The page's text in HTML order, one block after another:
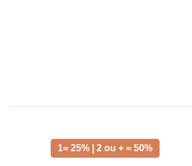
1= 25% | 2 ou + = 50%